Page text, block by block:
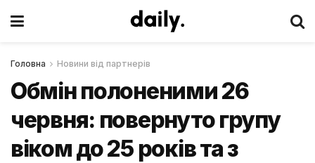
Головна Новини від партнерів
Обмін полоненими 26
червня: повернуто групу
віком до 25 років та з